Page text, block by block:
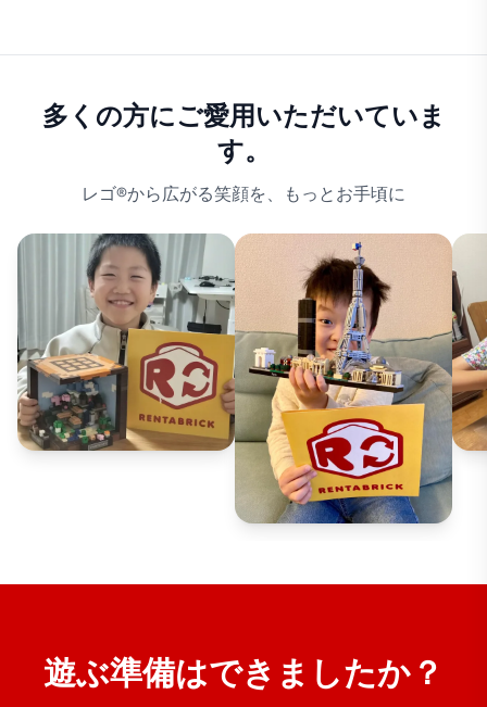
多くの方にご愛用いただいていま
す。
レゴ®から広がる笑顔を、もっとお手頃に
遊ぶ準備はできましたか？